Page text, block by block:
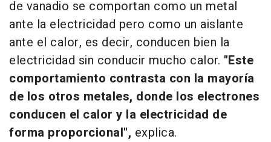
de vanadio se comportan como un metal
ante la electricidad pero como un aislante
ante el calor, es decir, conducen bien la
electricidad sin conducir mucho calor. "Este
comportamiento contrasta con la mayoría
de los otros metales, donde los electrones
conducen el calor y la electricidad de
forma proporcional", explica.